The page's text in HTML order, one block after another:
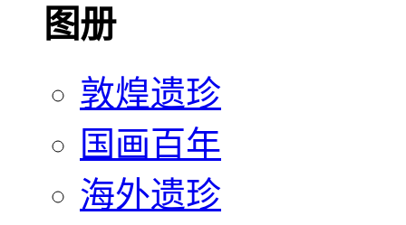
图册
敦煌遗珍
国画百年
海外遗珍